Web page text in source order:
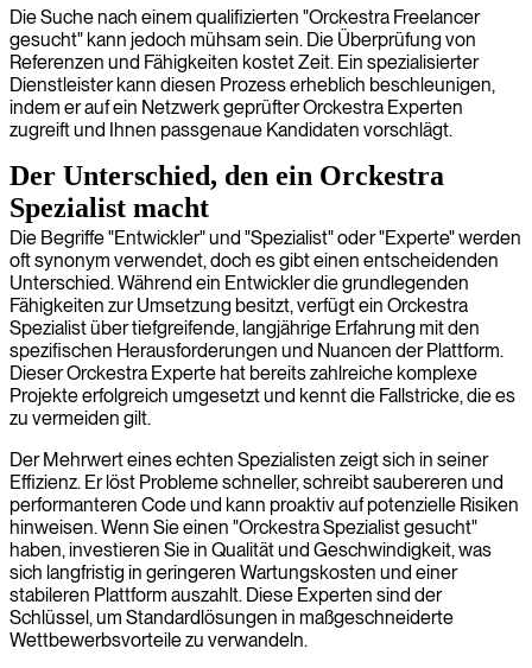
Die Suche nach einem qualifizierten "Orckestra Freelancer
gesucht" kann jedoch mühsam sein. Die Überprüfung von
Referenzen und Fähigkeiten kostet Zeit. Ein spezialisierter
Dienstleister kann diesen Prozess erheblich beschleunigen,
indem er auf ein Netzwerk geprüfter Orckestra Experten
zugreift und Ihnen passgenaue Kandidaten vorschlägt.
Der Unterschied, den ein Orckestra
Spezialist macht
Die Begriffe "Entwickler" und "Spezialist" oder "Experte" werden
oft synonym verwendet, doch es gibt einen entscheidenden
Unterschied. Während ein Entwickler die grundlegenden
Fähigkeiten zur Umsetzung besitzt, verfügt ein Orckestra
Spezialist über tiefgreifende, langjährige Erfahrung mit den
spezifischen Herausforderungen und Nuancen der Plattform.
Dieser Orckestra Experte hat bereits zahlreiche komplexe
Projekte erfolgreich umgesetzt und kennt die Fallstricke, die es
zu vermeiden gilt.
Der Mehrwert eines echten Spezialisten zeigt sich in seiner
Effizienz. Er löst Probleme schneller, schreibt saubereren und
performanteren Code und kann proaktiv auf potenzielle Risiken
hinweisen. Wenn Sie einen "Orckestra Spezialist gesucht"
haben, investieren Sie in Qualität und Geschwindigkeit, was
sich langfristig in geringeren Wartungskosten und einer
stabileren Plattform auszahlt. Diese Experten sind der
Schlüssel, um Standardlösungen in maßgeschneiderte
Wettbewerbsvorteile zu verwandeln.